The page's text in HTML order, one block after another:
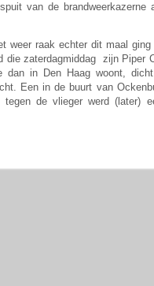
van de brandweerkazerne
weer raak echter dit maal
die zaterdagmiddag zijn Piper
dan in Den Haag woont,
Een in de buurt van
de vlieger werd (later)